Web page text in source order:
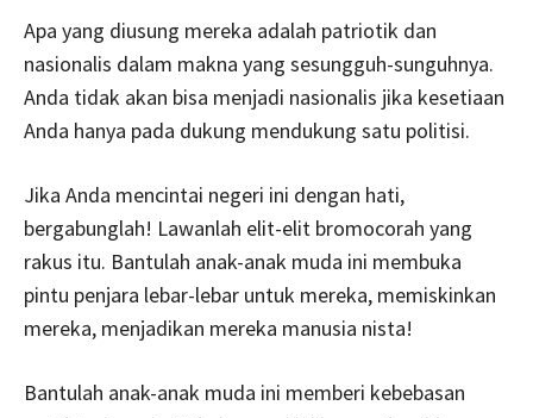
Apa yang diusung mereka adalah patriotik dan
nasionalis dalam makna yang sesungguh-sunguhnya.
Anda tidak akan bisa menjadi nasionalis jika kesetiaan
Anda hanya pada dukung mendukung satu politisi.
Jika Anda mencintai negeri ini dengan hati,
bergabunglah! Lawanlah elit-elit bromocorah yang
rakus itu. Bantulah anak-anak muda ini membuka
pintu penjara lebar-lebar untuk mereka, memiskinkan
mereka, menjadikan mereka manusia nista!
Bantulah anak-anak muda ini memberi kebebasan